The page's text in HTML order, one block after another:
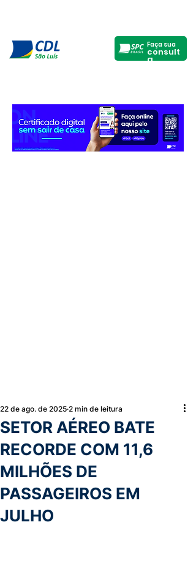
Faça sua
consult
a
SETOR AÉREO BATE
RECORDE COM 11,6
MILHÕES DE
PASSAGEIROS EM
JULHO
22 de ago. de 2025 2 min de leitura